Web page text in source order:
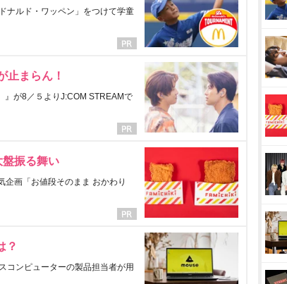
ナルド・ワッペン」をつけて学童
止まらん！
』が8／５よりJ:COM STREAMで
振る舞い
企画「お値段そのまま おかわり
？
コンピューターの製品担当者が用